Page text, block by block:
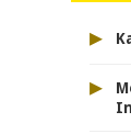
▸
▸